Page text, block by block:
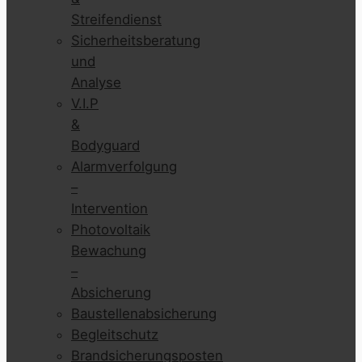
Streifendienst
Sicherheitsberatung
und
Analyse
V.I.P
&
Bodyguard
Alarmverfolgung
–
Intervention
Photovoltaik
Bewachung
–
Absicherung
Baustellenabsicherung
Begleitschutz
Brandsicherungsposten